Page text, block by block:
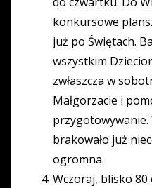
konkursowe
już po Świętach.
wszystkim
zwłaszcza w
Małgorzacie i
brakowało już
ogromna.
Wczoraj, blisko